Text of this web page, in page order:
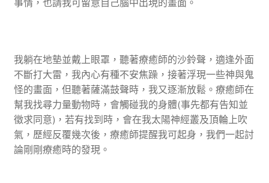
我躺在地墊並戴上眼罩，聽著療癒師的沙鈴聲，適逢外面
不斷打大雷，我內心有種不安焦躁，接著浮現一些神與鬼
怪的畫面，但聽著薩滿鼓聲時，我又逐漸放鬆。療癒師在
幫我找尋力量動物時，會觸碰我的身體(事先都有告知並
徵求同意)，若有找到時，會在我太陽神經叢及頂輪上吹
氣，歷經反覆幾次後，療癒師提醒我可起身，我們一起討
論剛剛療癒時的發現。